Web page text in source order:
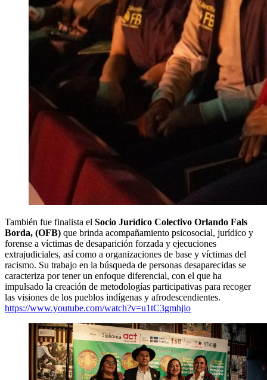
También fue finalista el Socio Jurídico Colectivo Orlando Fals
Borda, (OFB) que brinda acompañamiento psicosocial, jurídico y
forense a víctimas de desaparición forzada y ejecuciones
extrajudiciales, así como a organizaciones de base y víctimas del
racismo. Su trabajo en la búsqueda de personas desaparecidas se
caracteriza por tener un enfoque diferencial, con el que ha
impulsado la creación de metodologías participativas para recoger
las visiones de los pueblos indígenas y afrodescendientes.
https://www.youtube.com/watch?v=u1tC3gmhjio